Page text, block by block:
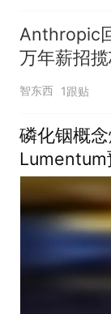
Anthropic
万年薪招
智东西 1跟贴
磷化铟概
Lumentum